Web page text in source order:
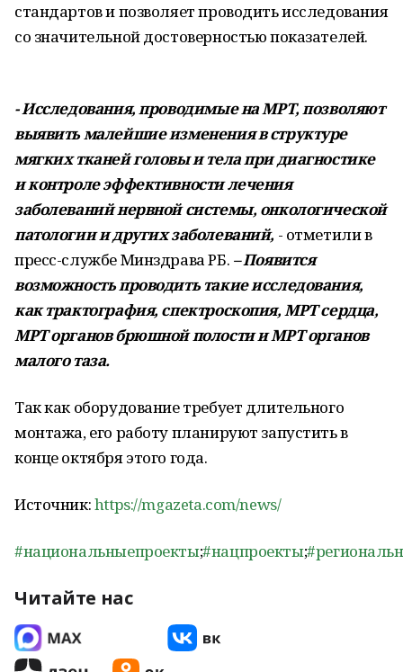
стандартов и позволяет проводить исследования
со значительной достоверностью показателей.
- Исследования, проводимые на МРТ, позволяют
выявить малейшие изменения в структуре
мягких тканей головы и тела при диагностике
и контроле эффективности лечения
заболеваний нервной системы, онкологической
патологии и других заболеваний, - отметили в
пресс-службе Минздрава РБ. – Появится
возможность проводить такие исследования,
как трактография, спектроскопия, МРТ сердца,
МРТ органов брюшной полости и МРТ органов
малого таза.
Так как оборудование требует длительного
монтажа, его работу планируют запустить в
конце октября этого года.
Источник:https://mgazeta.com/news/
#национальныепроекты;#нацпроекты;
Читайте нас